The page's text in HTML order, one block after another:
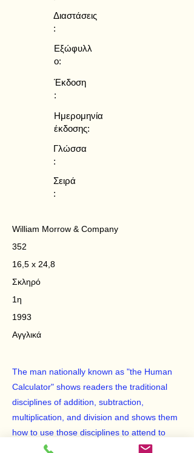
Διαστάσεις
:
Εξώφυλλ
ο:
Έκδοση
:
Ημερομηνία
έκδοσης:
Γλώσσα
:
Σειρά
:
William Morrow & Company
352
16,5 x 24,8
Σκληρό
1η
1993
Αγγλικά
The man nationally known as "the Human
Calculator" shows readers the traditional
disciplines of addition, subtraction,
multiplication, and division and shows them
how to use those disciplines to attend to
their finances.